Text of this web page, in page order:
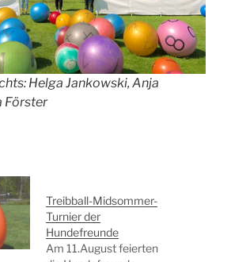
Helga Jankowski, Anja
Förster
Treibball-Midsommer-
Turnier der
Hundefreunde
Am 11.August feierten